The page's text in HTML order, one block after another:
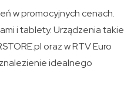
w promocyjnych cenach.
i tablety. Urządzenia takie
oraz w RTV Euro
idealnego